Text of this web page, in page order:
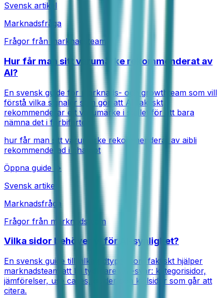
Svensk artikel
Marknadsfråga
Frågor från marknadsteam
Hur får man sitt varumärke rekommenderat av
AI?
En svensk guide för marknads- och growthteam som vill
förstå vilka signaler som gör att AI faktiskt
rekommenderar ett varumärke i stället för att bara
nämna det i förbifarten.
hur får man sitt varumärke rekommenderat av aibli
rekommenderad i chatgpt
Öppna guide →
Svensk artikel
Marknadsfråga
Frågor från marknadsteam
Vilka sidor behöver vi för AI-synlighet?
En svensk guide till vilka sidtyper som faktiskt hjälper
marknadsteam att bli tydligare i AI-svar: kategorisidor,
jämförelser, use cases, guider och källsidor som går att
citera.